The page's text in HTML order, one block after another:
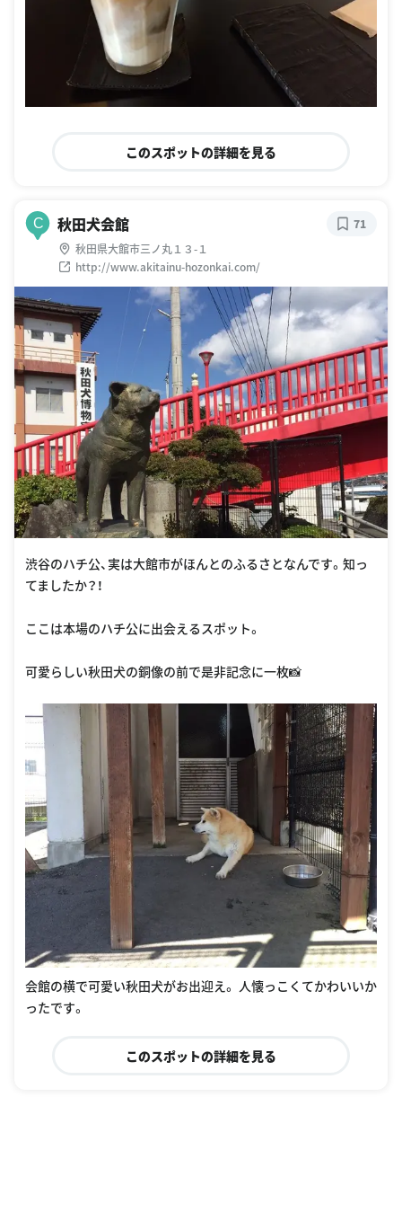
このスポットの詳細を見る
C 秋田犬会館
秋田県大館市三ノ丸１３-１
http://www.akitainu-hozonkai.com/
71
渋谷のハチ公、実は大館市がほんとのふるさとなんです。知っ
てましたか？！
ここは本場のハチ公に出会えるスポット。
可愛らしい秋田犬の銅像の前で是非記念に一枚📸
会館の横で可愛い秋田犬がお出迎え。 人懐っこくてかわいいか
ったです。
このスポットの詳細を見る